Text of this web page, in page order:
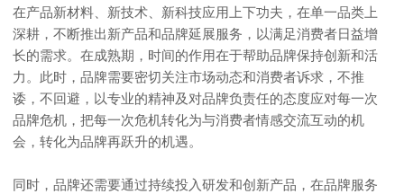
在产品新材料、新技术、新科技应用上下功夫，在单一品类上
深耕，不断推出新产品和品牌延展服务，以满足消费者日益增
长的需求。在成熟期，时间的作用在于帮助品牌保持创新和活
力。此时，品牌需要密切关注市场动态和消费者诉求，不推
诿，不回避，以专业的精神及对品牌负责任的态度应对每一次
品牌危机，把每一次危机转化为与消费者情感交流互动的机
会，转化为品牌再跃升的机遇。
同时，品牌还需要通过持续投入研发和创新产品，在品牌服务